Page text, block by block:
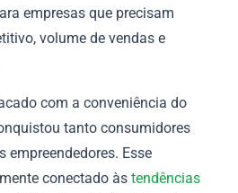
empresas que precisam
volume de vendas e
com a conveniência do
tanto consumidores
empreendedores. Esse
conectado às tendências